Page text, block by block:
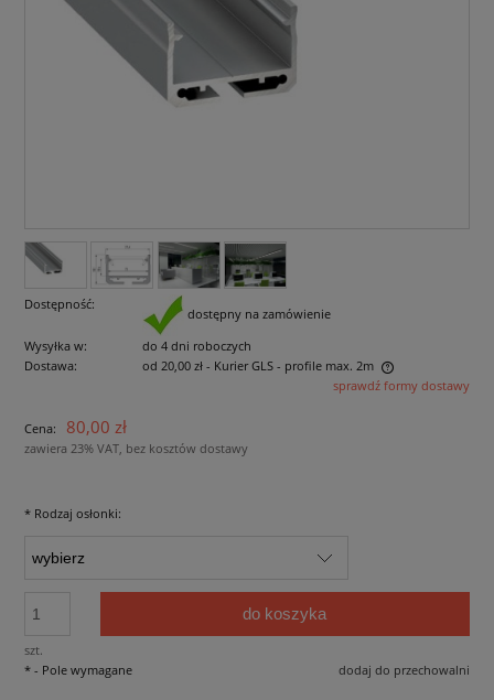
Dostępność:
dostępny na zamówienie
Wysyłka w:
do 4 dni roboczych
Dostawa:
od 20,00 zł - Kurier GLS - profile max. 2m
Cena nie zawiera ewentualnych kosztów płatnościsprawdź formy dostawy
Cena: 80,00 zł
zawiera 23% VAT, bez kosztów dostawy
* Rodzaj osłonki:
szt.
do koszyka
dodaj do przechowalni
* - Pole wymagane